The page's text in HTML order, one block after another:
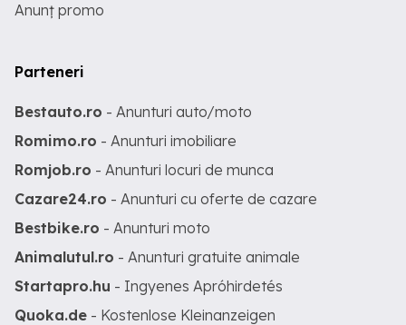
Anunț promo
Parteneri
Bestauto.ro - Anunturi auto/moto
Romimo.ro - Anunturi imobiliare
Romjob.ro - Anunturi locuri de munca
Cazare24.ro - Anunturi cu oferte de cazare
Bestbike.ro - Anunturi moto
Animalutul.ro - Anunturi gratuite animale
Startapro.hu - Ingyenes Apróhirdetés
Quoka.de - Kostenlose Kleinanzeigen